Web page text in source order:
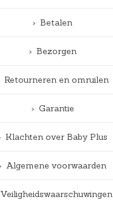
Betalen
Bezorgen
Retourneren en omruilen
Garantie
Klachten over Baby Plus
Algemene voorwaarden
Veiligheidswaarschuwingen